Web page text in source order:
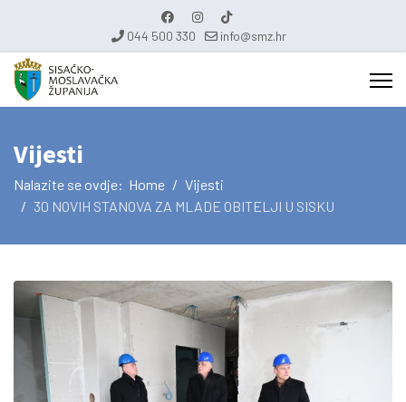
044 500 330 info@smz.hr
Vijesti
Nalazite se ovdje: Home
Vijesti
30 NOVIH STANOVA ZA MLADE OBITELJI U SISKU